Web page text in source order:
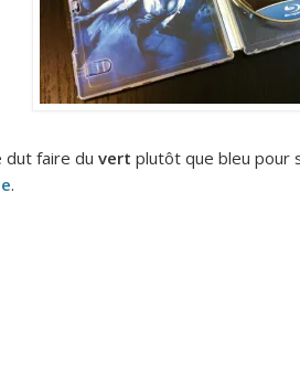
dut faire du vert plutôt que bleu pour
.